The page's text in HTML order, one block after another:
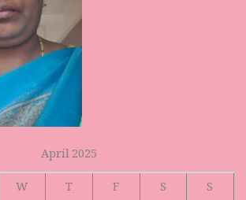
April 2025
W T F S
S